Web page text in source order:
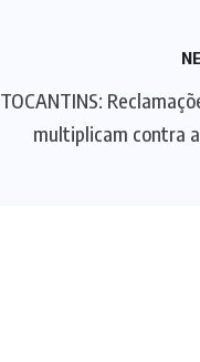
TOCANTINS:
multiplicam contra